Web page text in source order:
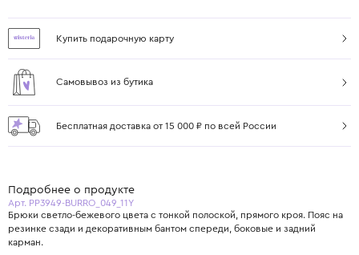
Купить подарочную карту
Самовывоз из бутика
Бесплатная доставка от 15 000 ₽ по всей России
Подробнее о продукте
Арт. PP3949-BURRO_049_11Y
Брюки светло-бежевого цвета с тонкой полоской, прямого кроя. Пояс на
резинке сзади и декоративным бантом спереди, боковые и задний
карман.